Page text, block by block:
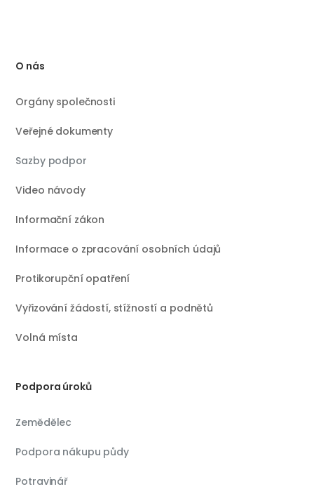
O nás
Orgány společnosti
Veřejné dokumenty
Sazby podpor
Video návody
Informační zákon
Informace o zpracování osobních údajů
Protikorupční opatření
Vyřizování žádostí, stížností a podnětů
Volná místa
Podpora úroků
Zemědělec
Podpora nákupu půdy
Potravinář